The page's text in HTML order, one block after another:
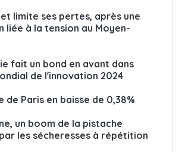
limite ses pertes, après une
liée à la tension au Moyen-
fait un bond en avant dans
de l'innovation 2024
de Paris en baisse de 0,38%
un boom de la pistache
les sécheresses à répétition